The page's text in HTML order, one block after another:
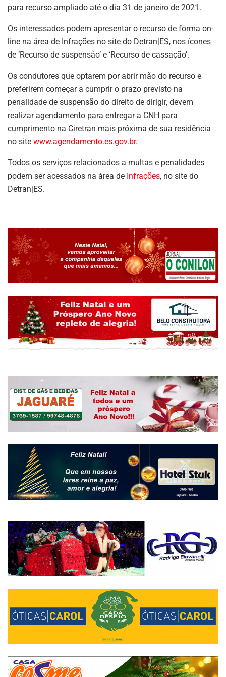
para recurso ampliado até o dia 31 de janeiro de 2021.
Os interessados podem apresentar o recurso de forma on-
line na área de Infrações no site do Detran|ES, nos ícones
de ‘Recurso de suspensão’ e ‘Recurso de cassação’.
Os condutores que optarem por abrir mão do recurso e
preferirem começar a cumprir o prazo previsto na
penalidade de suspensão do direito de dirigir, devem
realizar agendamento para entregar a CNH para
cumprimento na Ciretran mais próxima de sua residência
no site www.agendamento.es.gov.br.
Todos os serviços relacionados a multas e penalidades
podem ser acessados na área de Infrações, no site do
Detran|ES.